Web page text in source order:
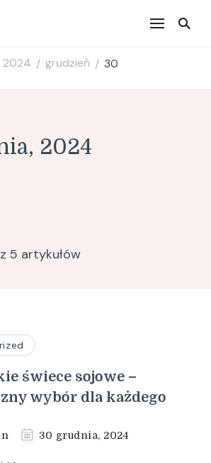
2024 / grudzień / 30
2024
5 artykułów
świece sojowe –
wybór dla każdego
30 grudnia, 2024